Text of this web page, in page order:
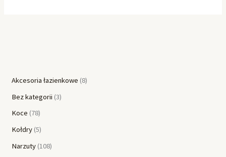
Akcesoria łazienkowe 8
Bez kategorii 3
Koce 78
Kołdry 5
Narzuty 108